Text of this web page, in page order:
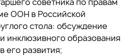
ООН в Российской
стола: обсуждение
инклюзивного образования
его развития;